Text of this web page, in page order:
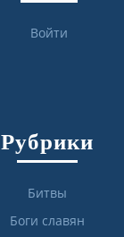
Войти
Рубрики
Битвы
Боги славян